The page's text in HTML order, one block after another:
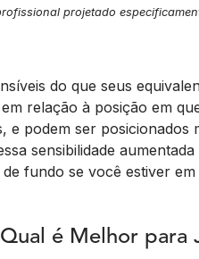
projetado
do que seus
relação à posição em
podem ser posicionados
sensibilidade
fundo se você estiver
é Melhor para